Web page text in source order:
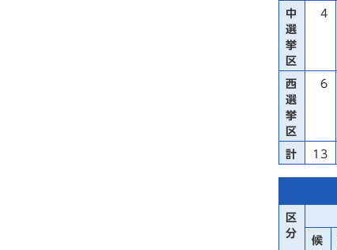
中
選
挙
区
4
西
選
挙
区
6
計 13
区
分
候